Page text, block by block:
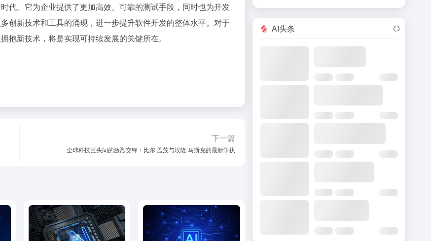
代。它为企业提供了更加高效、可靠的测试手段，同时也为开发
创新技术和工具的涌现，进一步提升软件开发的整体水平。对于
抱新技术，将是实现可持续发展的关键所在。
下一篇
全球科技巨头间的激烈交锋：比尔·盖茨与埃隆·马斯克的最新争执
AI头条